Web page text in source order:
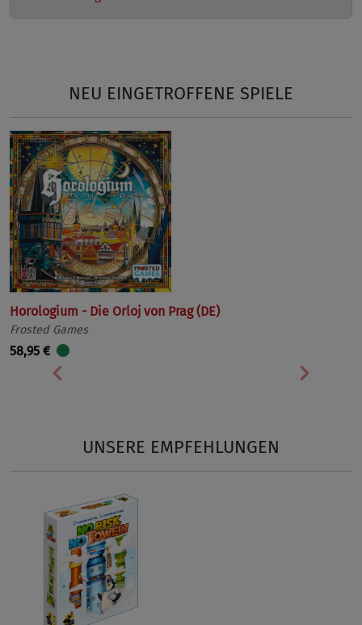
NEU EINGETROFFENE SPIELE
Horologium - Die Orloj von Prag (DE)
Frosted Games
58,95 €
Vorherige
UNSERE EMPFEHLUNGEN